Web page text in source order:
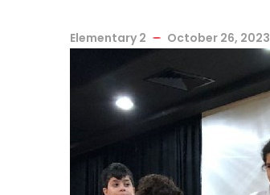
Elementary 2 October 26, 2023